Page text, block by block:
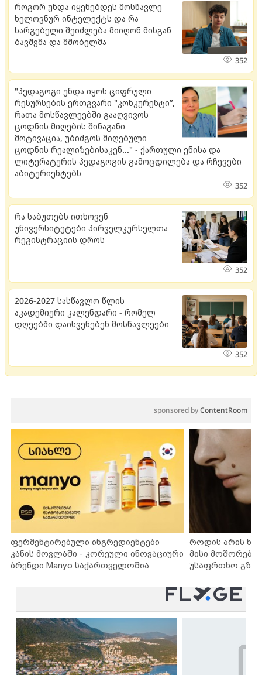
როგორ უნდა იყენებდეს მოსწავლე
ხელოვნურ ინტელექტს და რა
სარგებელი შეიძლება მიიღონ მისგან
ბავშვმა და მშობელმა
352
"პედაგოგი უნდა იყოს ციფრული
რესურსების ერთგვარი "კონკურენტი”,
რათა მოსწავლეებში გააღვივოს
ცოდნის მიღების შინაგანი
მოტივაცია, უბიძგოს მიღებული
ცოდნის რეალიზებისაკენ..." - ქართული ენისა და
ლიტერატურის პედაგოგის გამოცდილება და რჩევები
აბიტურიენტებს
352
რა საბუთებს ითხოვენ
უნივერსიტეტები პირველკურსელთა
რეგისტრაციის დროს
352
2026-2027 სასწავლო წლის
აკადემიური კალენდარი - რომელ
დღეებში დაისვენებენ მოსწავლეები
352
sponsored byContentRoom
ფერმენტირებული ინგრედიენტები
კანის მოვლაში - კორეული ინოვაციური
ბრენდი Manyo საქართველოშია
როდის არის
მისი
უსაფრთხო